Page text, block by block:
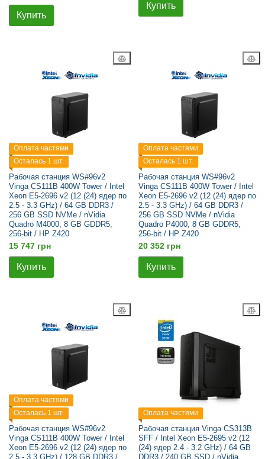
Купить
Купить
Оплата частями
Осталась 1 шт.
Рабочая станция WS#96v2
Vinga CS111B 400W Tower / Intel
Xeon E5-2696 v2 (12 (24) ядер по
2.5 - 3.3 GHz) / 64 GB DDR3 /
256 GB SSD NVMe / nVidia
Quadro M4000, 8 GB GDDR5,
256-bit / HP Z420
15 747 грн
Купить
Оплата частями
Осталась 1 шт.
Рабочая станция WS#96v2
Vinga CS111B 400W Tower / Intel
Xeon E5-2696 v2 (12 (24) ядер по
2.5 - 3.3 GHz) / 64 GB DDR3 /
256 GB SSD NVMe / nVidia
Quadro P4000, 8 GB GDDR5,
256-bit / HP Z420
20 352 грн
Купить
Оплата частями
Осталась 1 шт.
Рабочая станция WS#96v2
Vinga CS111B 400W Tower / Intel
Xeon E5-2696 v2 (12 (24) ядер по
2.5 - 3.3 GHz) / 128 GB DDR3 /
Оплата частями
Рабочая станция Vinga CS313B
SFF / Intel Xeon E5-2695 v2 (12
(24) ядер 2.4 - 3.2 GHz) / 64 GB
DDR3 / 240 GB SSD / nVidia